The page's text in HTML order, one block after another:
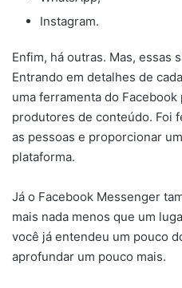
Instagram.
Enfim, há outras. Mas, essas
Entrando em detalhes de
uma ferramenta do
produtores de conteúdo. Foi
as pessoas e proporcionar
plataforma.
Já o Facebook Messenger
mais nada menos que um
você já entendeu um pouco
aprofundar um pouco mais.